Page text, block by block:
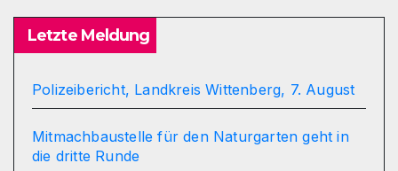
Letzte Meldung
Polizeibericht, Landkreis Wittenberg, 7. August
Mitmachbaustelle für den Naturgarten geht in
die dritte Runde